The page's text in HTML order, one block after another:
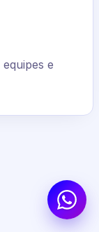
e